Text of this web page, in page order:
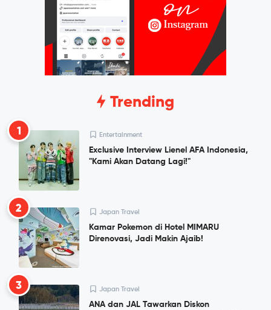
Trending
1 Entertainment
Exclusive Interview Lienel AFA Indonesia,
"Kami Akan Datang Lagi!"
2 Japan Travel
Kamar Pokemon di Hotel MIMARU
Direnovasi, Jadi Makin Ajaib!
3 Japan Travel
ANA dan JAL Tawarkan Diskon